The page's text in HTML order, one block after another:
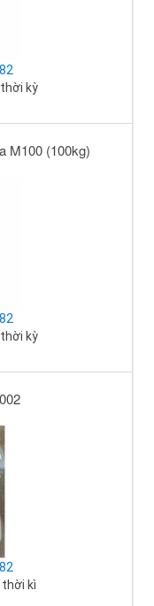
kỳ
M100 (100kg)
kỳ
kì